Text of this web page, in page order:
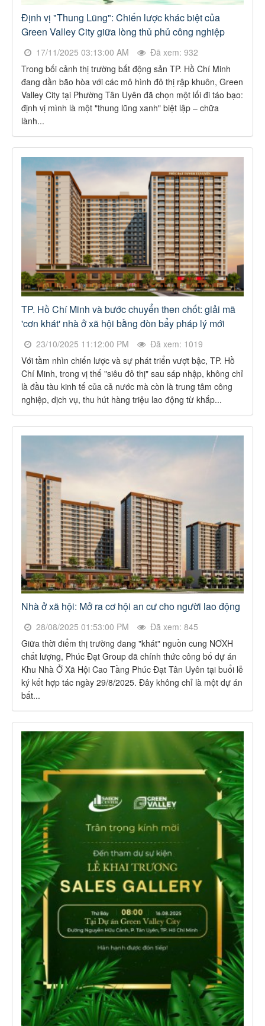
Định vị "Thung Lũng": Chiến lược khác biệt của
Green Valley City giữa lòng thủ phủ công nghiệp
17/11/2025 03:13:00 AM
Đã xem: 932
Trong bối cảnh thị trường bất động sản TP. Hồ Chí Minh
đang dần bão hòa với các mô hình đô thị rập khuôn, Green
Valley City tại Phường Tân Uyên đã chọn một lối đi táo bạo:
định vị mình là một "thung lũng xanh" biệt lập – chữa
lành...
TP. Hồ Chí Minh và bước chuyển then chốt: giải mã
'cơn khát' nhà ở xã hội bằng đòn bẩy pháp lý mới
23/10/2025 11:12:00 PM
Đã xem: 1019
Với tầm nhìn chiến lược và sự phát triển vượt bậc, TP. Hồ
Chí Minh, trong vị thế "siêu đô thị" sau sáp nhập, không chỉ
là đầu tàu kinh tế của cả nước mà còn là trung tâm công
nghiệp, dịch vụ, thu hút hàng triệu lao động từ khắp...
Nhà ở xã hội: Mở ra cơ hội an cư cho người lao động
28/08/2025 01:53:00 PM
Đã xem: 845
Giữa thời điểm thị trường đang "khát" nguồn cung NƠXH
chất lượng, Phúc Đạt Group đã chính thức công bố dự án
Khu Nhà Ở Xã Hội Cao Tầng Phúc Đạt Tân Uyên tại buổi lễ
ký kết hợp tác ngày 29/8/2025. Đây không chỉ là một dự án
bất...